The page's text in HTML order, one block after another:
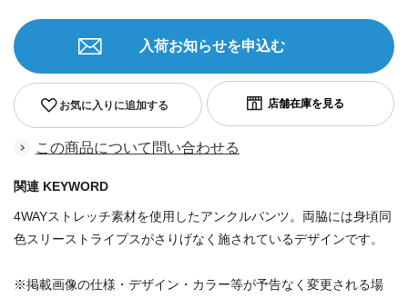
お気に入りに追加する
入荷お知らせを申込む
この商品について問い合わせる
関連 KEYWORD
4WAYストレッチ素材を使用したアンクルパンツ。両脇には身頃同
色スリーストライプスがさりげなく施されているデザインです。
※掲載画像の仕様・デザイン・カラー等が予告なく変更される場